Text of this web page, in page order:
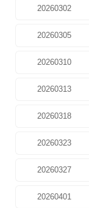
20260302
20260305
20260310
20260313
20260318
20260323
20260327
20260401